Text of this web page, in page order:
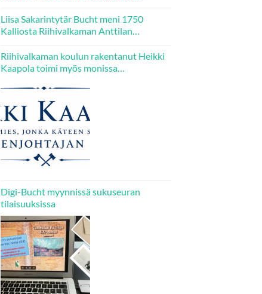
Liisa Sakarintytär Bucht meni 1750
Kalliosta Riihivalkaman Anttilan
puolestaan Kallion Jaakkolan veljesten
puolisoiksi.
Riihivalkaman koulun rakentanut Heikki
Kaapola toimi myös monissa
Digi-Bucht myynnissä sukuseuran
tilaisuuksissa